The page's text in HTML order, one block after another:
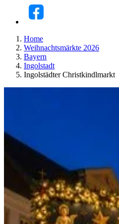
Home
Weihnachtsmärkte 2026
Bayern
Ingolstadt
Ingolstädter Christkindlmarkt